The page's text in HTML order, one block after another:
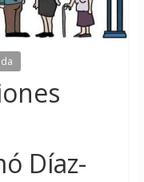
Díaz-